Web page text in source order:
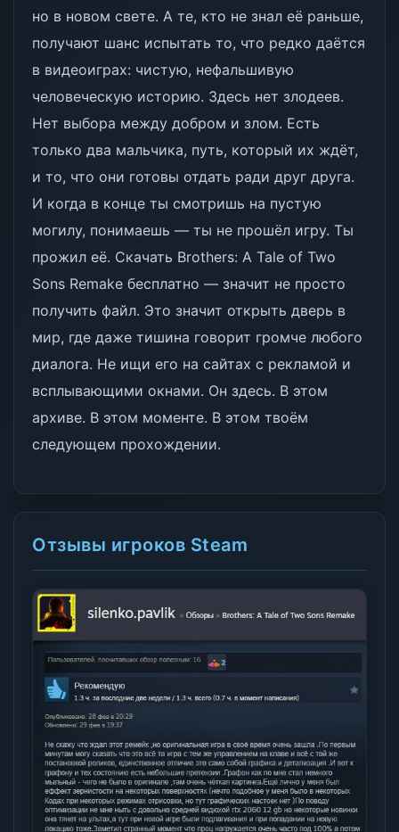
но в новом свете. А те, кто не знал её раньше,
получают шанс испытать то, что редко даётся
в видеоиграх: чистую, нефальшивую
человеческую историю. Здесь нет злодеев.
Нет выбора между добром и злом. Есть
только два мальчика, путь, который их ждёт,
и то, что они готовы отдать ради друг друга.
И когда в конце ты смотришь на пустую
могилу, понимаешь — ты не прошёл игру. Ты
прожил её. Скачать Brothers: A Tale of Two
Sons Remake бесплатно — значит не просто
получить файл. Это значит открыть дверь в
мир, где даже тишина говорит громче любого
диалога. Не ищи его на сайтах с рекламой и
всплывающими окнами. Он здесь. В этом
архиве. В этом моменте. В этом твоём
следующем прохождении.
Отзывы игроков Steam